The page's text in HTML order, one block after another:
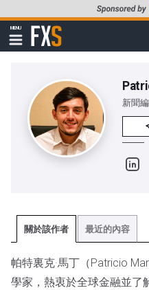
至
要
MENU
顯
示
FXStreet
新聞
關於該作者 最近的內容
帕特裏克·馬丁（Patricio
學家，熱衷於全球金融並了